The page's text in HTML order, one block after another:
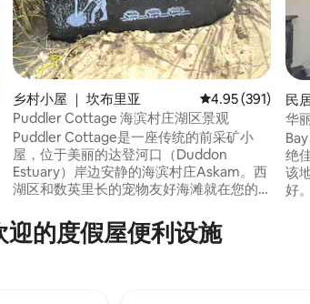
分（满分 5 分），共 348 条评价
乡村小屋 ｜ 坎布里亚 平均评分 4.95 分
4.95 (391)
Puddler Cottage 海滨村庄湖区景观
Puddler Cottage是一座传统的前采矿小
屋，位于美丽的达登河口（Duddon
Estuary）岸边安静的海滨村庄Askam。西
湖区和数英里长的宠物友好海滩就在您的
店、咖啡馆（周四至周日）、邮局、Off
Licence、当地酒吧（周四至周日）、
民
华
绝
该
好。 这里非常安静，没有道路噪音，有很
的度假屋便利设施